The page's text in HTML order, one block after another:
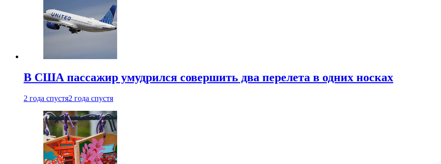
В США пассажир умудрился совершить два перелета в одних носках
2 года спустя2 года спустя